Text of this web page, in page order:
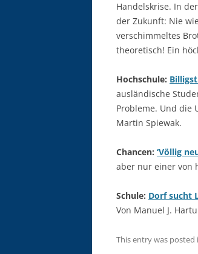
Handelskrise. In
der Zukunft: Nie
verschimmeltes
theoretisch! Ein
Hochschule:
ausländische
Probleme. Und die
Martin Spiewak.
Chancen: ‘Völlig
aber nur einer von
Schule: Dorf sucht
Von Manuel J.
This entry was posted